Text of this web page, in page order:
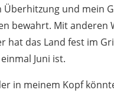
Überhitzung und mein
bewahrt. Mit anderen
hat das Land fest im
Juni ist.
in meinem Kopf